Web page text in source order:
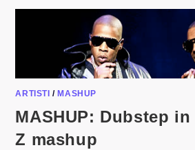
BOB
MARLEY
–
IS
IT
LUCKY?
ARTISTI / MASHUP
MASHUP: Dubstep
Z mashup